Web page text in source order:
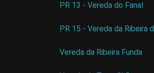
PR 13 - Vereda do Fanal
PR 15 - Vereda da Ribeira
Vereda da Ribeira Funda